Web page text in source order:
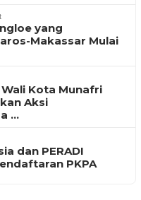
yang
Makassar Mulai
Kota Munafri
Aksi
…
dan PERADI
PKPA